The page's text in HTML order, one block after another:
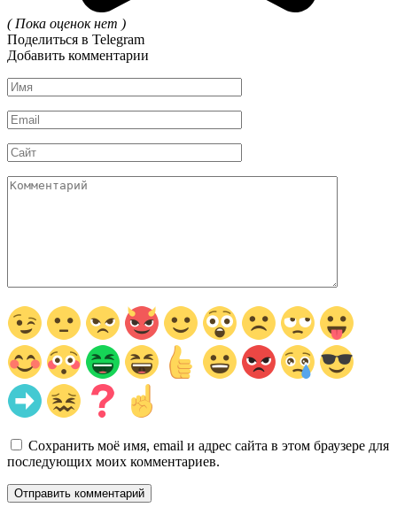
( Пока оценок нет )
Поделиться в Telegram
Добавить комментарии
Имя
*
Email
*
Сайт
Комментарий
Сохранить моё имя, email и адрес сайта в этом браузере для
последующих моих комментариев.